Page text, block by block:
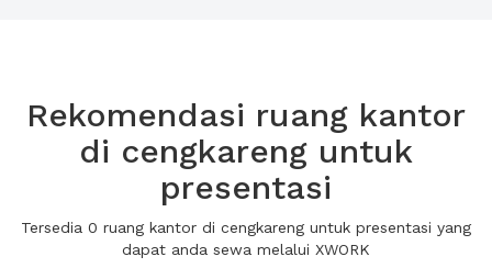
Rekomendasi ruang kantor
di cengkareng untuk
presentasi
Tersedia 0 ruang kantor di cengkareng untuk presentasi yang
dapat anda sewa melalui XWORK